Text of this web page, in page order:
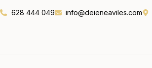
628 444 049 info@deieneaviles.com